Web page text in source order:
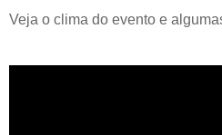
Veja o clima do evento e